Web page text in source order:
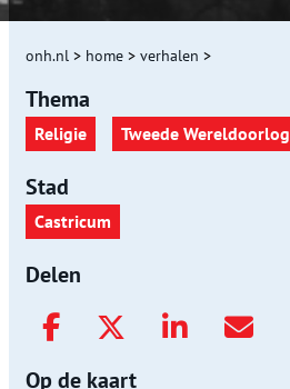
onh.nl > home > verhalen >
Thema
Religie Tweede Wereldoorlog
Stad
Castricum
Delen
Op de kaart